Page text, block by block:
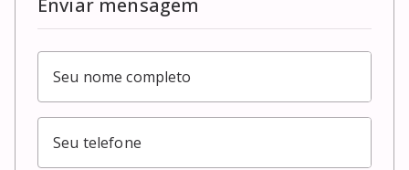
Enviar mensagem